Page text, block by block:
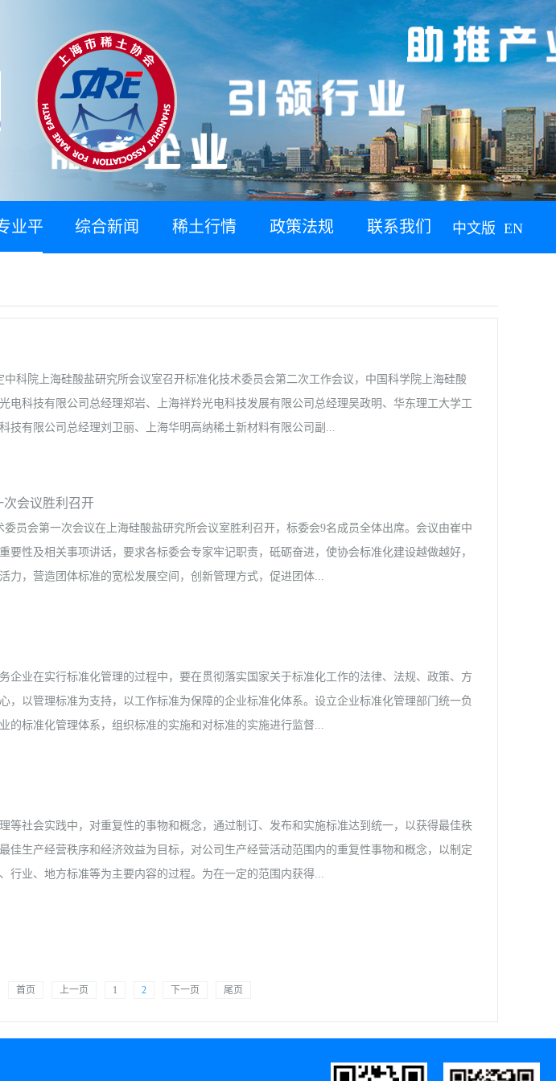
业平 综合新闻 稀土行情 政策法规 联系我们 中文版 EN
中科院上海硅酸盐研究所会议室召开标准化技术委员会第二次工作会议，中国科学院上海硅酸
电科技有限公司总经理郑岩、上海祥羚光电科技发展有限公司总经理吴政明、华东理工大学工
技有限公司总经理刘卫丽、上海华明高纳稀土新材料有限公司副...
械研究所钱红斌研究员、协会秘书处崔中倪等标委会委员出席会议。 会议由标委会主任吴
光机所申报的掺钕磷酸盐激光玻璃、上海硅酸盐所申报的铈掺杂硅酸钇镥晶体、硅酸钇镥闪烁
电申报的中小学校及幼儿园教室LED照明设计标准等五个团体标准计划汇报，针对五个团体标
，最终一致同意以上五个团体标准计划立项。 上海市稀土协会吴建思秘书长最后在讲话
次会议胜利召开
委员会第一次会议在上海硅酸盐研究所会议室胜利召开，标委会9名成员全体出席。会议由崔中
要性及相关事项讲话，要求各标委会专家牢记职责，砥砺奋进，使协会标准化建设越做越好，
力，营造团体标准的宽松发展空间，创新管理方式，促进团体...
标准持续健康发展的政策作了宣讲，并就标准审核的具体内容进行了培训，各位专家认真学习
，气氛非常活跃，一致表示会努力将协会的团体标准审核工作做好。 出席本次会议的标
科学院上海硅酸盐研究所 秘书 崔中倪 上海市稀土协会 成员 饶晓雷
龙 华东理工大学工业催化研究所 成员 钱红斌 中国科学院上海光学精密机械
企业在实行标准化管理的过程中，要在贯彻落实国家关于标准化工作的法律、法规、政策、方
，以管理标准为支持，以工作标准为保障的企业标准化体系。设立企业标准化管理部门统一负
的标准化管理体系，组织标准的实施和对标准的实施进行监督...
标准技术标准是标准化管理体系的核心，是实现产品质量的重要前提，其它标准都要围绕技
技术标准是对生产相关的各种技术条件，包括生产对象、生产条件、生产方式等所作的规定。
标准、工艺标准、计量检验标准、包装标准、安全技术标准、环保卫生标准、设备维修标准、
可以是标准、规范、规程、守则、操作卡、作业指导书等。任何企业都应首先以其高质量的产
等社会实践中，对重复性的事物和概念，通过制订、发布和实施标准达到统一，以获得最佳秩
佳生产经营秩序和经济效益为目标，对公司生产经营活动范围内的重复性事物和概念，以制定
行业、地方标准等为主要内容的过程。为在一定的范围内获得...
标准，叫标准化。标准化可分国际或全国范围的标准化及工业部门的标准化。 [2]国家标准
目的改造产品、过程或服务的适用性，防止贸易壁垒，并促进技术合作。 [3]基本方法编辑1
首页 上一页 1 2 下一页 尾页